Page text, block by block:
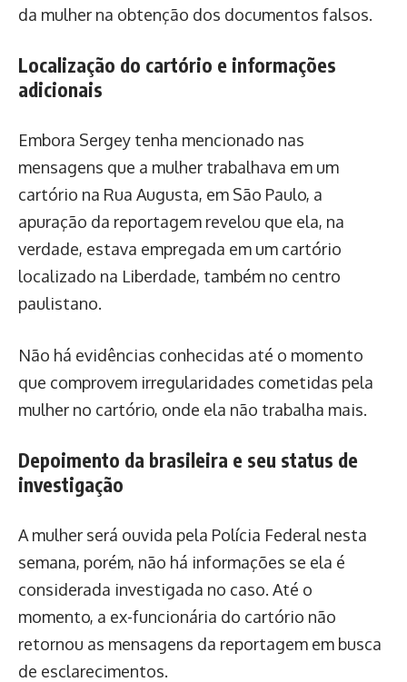
da mulher na obtenção dos documentos falsos.
Localização do cartório e informações
adicionais
Embora Sergey tenha mencionado nas
mensagens que a mulher trabalhava em um
cartório na Rua Augusta, em São Paulo, a
apuração da reportagem revelou que ela, na
verdade, estava empregada em um cartório
localizado na Liberdade, também no centro
paulistano.
Não há evidências conhecidas até o momento
que comprovem irregularidades cometidas pela
mulher no cartório, onde ela não trabalha mais.
Depoimento da brasileira e seu status de
investigação
A mulher será ouvida pela Polícia Federal nesta
semana, porém, não há informações se ela é
considerada investigada no caso. Até o
momento, a ex-funcionária do cartório não
retornou as mensagens da reportagem em busca
de esclarecimentos.